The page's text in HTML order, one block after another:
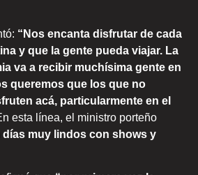
“Nos encanta disfrutar de cada
y que la gente pueda viajar. La
va a recibir muchísima gente en
queremos que los que no
acá, particularmente en el
esta línea, el ministro porteño
días muy lindos con shows y